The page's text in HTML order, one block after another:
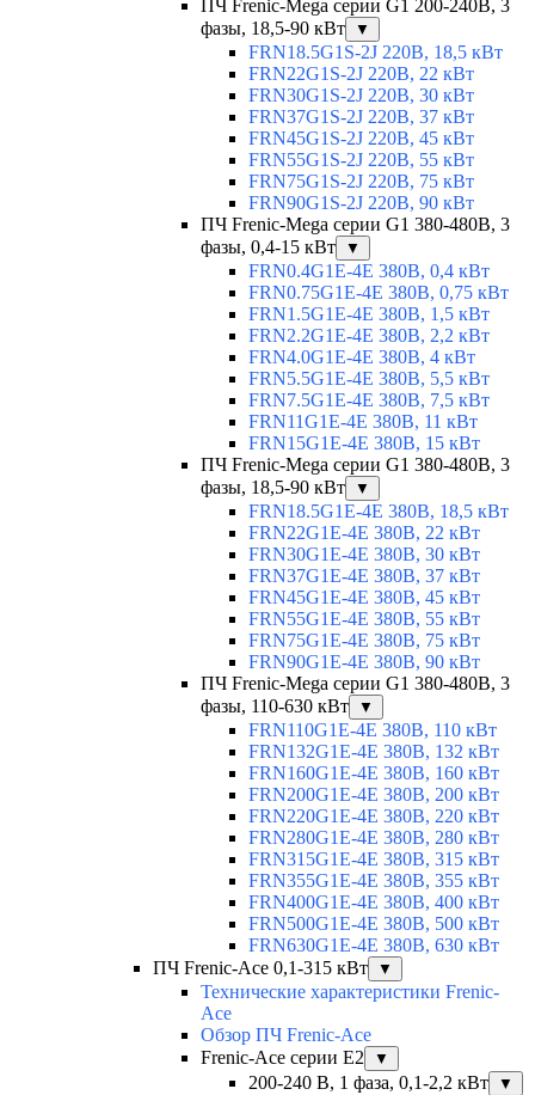
ПЧ Frenic-Mega серии G1 200-240В, 3
фазы, 18,5-90 кВт
▼
FRN18.5G1S-2J 220В, 18,5 кВт
FRN22G1S-2J 220В, 22 кВт
FRN30G1S-2J 220В, 30 кВт
FRN37G1S-2J 220В, 37 кВт
FRN45G1S-2J 220В, 45 кВт
FRN55G1S-2J 220В, 55 кВт
FRN75G1S-2J 220В, 75 кВт
FRN90G1S-2J 220В, 90 кВт
ПЧ Frenic-Mega серии G1 380-480В, 3
фазы, 0,4-15 кВт
▼
FRN0.4G1E-4E 380В, 0,4 кВт
FRN0.75G1E-4E 380В, 0,75 кВт
FRN1.5G1E-4E 380В, 1,5 кВт
FRN2.2G1E-4E 380В, 2,2 кВт
FRN4.0G1E-4E 380В, 4 кВт
FRN5.5G1E-4E 380В, 5,5 кВт
FRN7.5G1E-4E 380В, 7,5 кВт
FRN11G1E-4E 380В, 11 кВт
FRN15G1E-4E 380В, 15 кВт
ПЧ Frenic-Mega серии G1 380-480В, 3
фазы, 18,5-90 кВт
▼
FRN18.5G1E-4E 380В, 18,5 кВт
FRN22G1E-4E 380В, 22 кВт
FRN30G1E-4E 380В, 30 кВт
FRN37G1E-4E 380В, 37 кВт
FRN45G1E-4E 380В, 45 кВт
FRN55G1E-4E 380В, 55 кВт
FRN75G1E-4E 380В, 75 кВт
FRN90G1E-4E 380В, 90 кВт
ПЧ Frenic-Mega серии G1 380-480В, 3
фазы, 110-630 кВт
▼
FRN110G1E-4E 380В, 110 кВт
FRN132G1E-4E 380В, 132 кВт
FRN160G1E-4E 380В, 160 кВт
FRN200G1E-4E 380В, 200 кВт
FRN220G1E-4E 380В, 220 кВт
FRN280G1E-4E 380В, 280 кВт
FRN315G1E-4E 380В, 315 кВт
FRN355G1E-4E 380В, 355 кВт
FRN400G1E-4E 380В, 400 кВт
FRN500G1E-4E 380В, 500 кВт
FRN630G1E-4E 380В, 630 кВт
ПЧ Frenic-Ace 0,1-315 кВт
▼
Технические характеристики Frenic-
Ace
Обзор ПЧ Frenic-Ace
Frenic-Ace серии E2
▼
200-240 В, 1 фаза, 0,1-2,2 кВт ▼